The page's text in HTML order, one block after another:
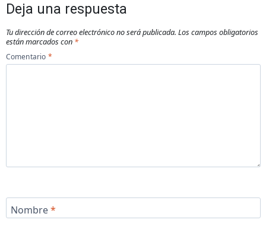
Deja una respuesta
Tu dirección de correo electrónico no será publicada. Los campos obligatorios
están marcados con *
Comentario *
Nombre*